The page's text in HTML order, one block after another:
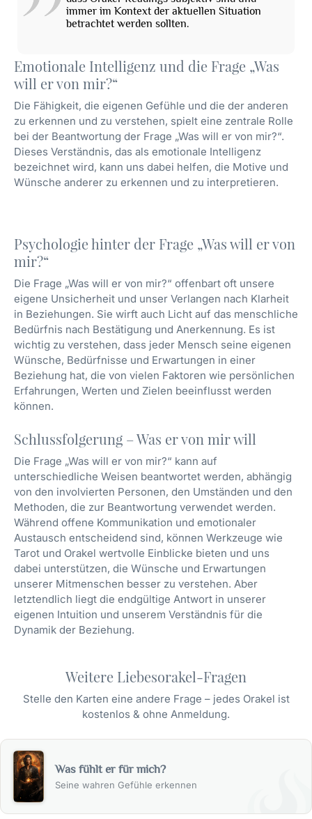
immer im Kontext der aktuellen Situation
betrachtet werden sollten.
Emotionale Intelligenz und die Frage „Was
will er von mir?“
Die Fähigkeit, die eigenen Gefühle und die der anderen
zu erkennen und zu verstehen, spielt eine zentrale Rolle
bei der Beantwortung der Frage „Was will er von mir?“.
Dieses Verständnis, das als emotionale Intelligenz
bezeichnet wird, kann uns dabei helfen, die Motive und
Wünsche anderer zu erkennen und zu interpretieren.
Psychologie hinter der Frage „Was will er von
mir?“
Die Frage „Was will er von mir?“ offenbart oft unsere
eigene Unsicherheit und unser Verlangen nach Klarheit
in Beziehungen. Sie wirft auch Licht auf das menschliche
Bedürfnis nach Bestätigung und Anerkennung. Es ist
wichtig zu verstehen, dass jeder Mensch seine eigenen
Wünsche, Bedürfnisse und Erwartungen in einer
Beziehung hat, die von vielen Faktoren wie persönlichen
Erfahrungen, Werten und Zielen beeinflusst werden
können.
Schlussfolgerung – Was er von mir will
Die Frage „Was will er von mir?“ kann auf
unterschiedliche Weisen beantwortet werden, abhängig
von den involvierten Personen, den Umständen und den
Methoden, die zur Beantwortung verwendet werden.
Während offene Kommunikation und emotionaler
Austausch entscheidend sind, können Werkzeuge wie
Tarot und Orakel wertvolle Einblicke bieten und uns
dabei unterstützen, die Wünsche und Erwartungen
unserer Mitmenschen besser zu verstehen. Aber
letztendlich liegt die endgültige Antwort in unserer
eigenen Intuition und unserem Verständnis für die
Dynamik der Beziehung.
Weitere Liebesorakel-Fragen
Stelle den Karten eine andere Frage – jedes Orakel ist
kostenlos & ohne Anmeldung.
Was fühlt er für mich?
Seine wahren Gefühle erkennen